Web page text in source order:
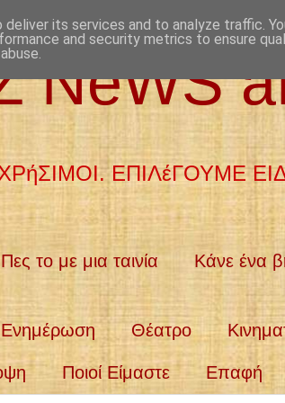
NeWS
ΕΠΙΛέΓΟΥΜΕ
Πες το με μια ταινία Κάνε ένα
Ενημέρωση Θέατρο
Ποιοί Είμαστε Επαφή
its services and to analyze traffic.
and security metrics to ensure